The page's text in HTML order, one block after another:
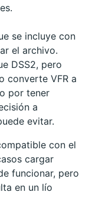
se incluye con
el archivo.
DSS2, pero
converte VFR a
por tener
a
evitar.
con el
cargar
funcionar, pero
en un lío